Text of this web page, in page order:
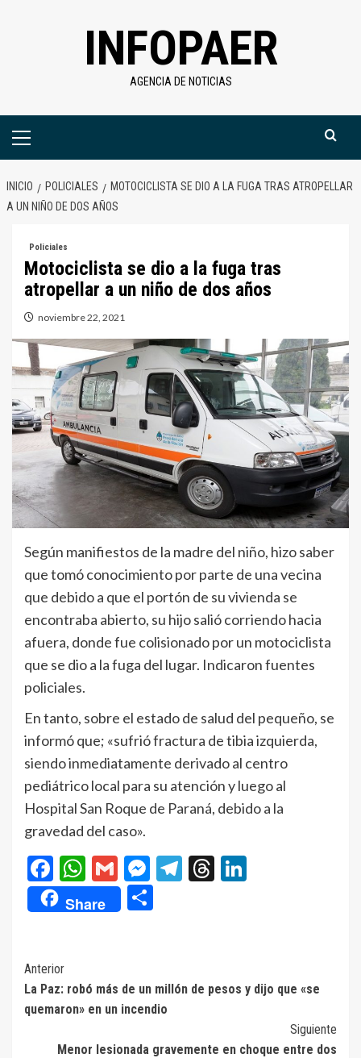
INFOPAER
AGENCIA DE NOTICIAS
Menú
INICIO POLICIALES
MOTOCICLISTA SE DIO A LA FUGA TRAS ATROPELLAR
A UN NIÑO DE DOS AÑOS
Policiales
Motociclista se dio a la fuga tras
atropellar a un niño de dos años
noviembre 22, 2021
Según manifiestos de la madre del niño, hizo saber
que tomó conocimiento por parte de una vecina
que debido a que el portón de su vivienda se
encontraba abierto, su hijo salió corriendo hacia
afuera, donde fue colisionado por un motociclista
que se dio a la fuga del lugar. Indicaron fuentes
policiales.
En tanto, sobre el estado de salud del pequeño, se
informó que; «sufrió fractura de tibia izquierda,
siendo inmediatamente derivado al centro
pediátrico local para su atención y luego al
Hospital San Roque de Paraná, debido a la
gravedad del caso».
Facebook
WhatsApp
GmailMessenger
Telegram
Threads
Share
Navegación
de
entradas
Anterior
La Paz: robó más de un millón de pesos y dijo que «se
quemaron» en un incendio
Siguiente
Menor lesionada gravemente en choque entre dos